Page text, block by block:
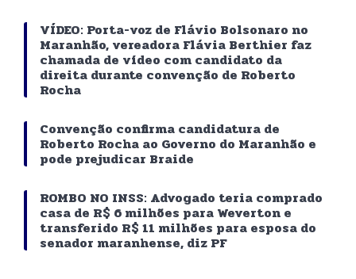
VÍDEO: Porta-voz de Flávio Bolsonaro no
Maranhão, vereadora Flávia Berthier faz
chamada de vídeo com candidato da
direita durante convenção de Roberto
Rocha
Convenção confirma candidatura de
Roberto Rocha ao Governo do Maranhão e
pode prejudicar Braide
ROMBO NO INSS: Advogado teria comprado
casa de R$ 6 milhões para Weverton e
transferido R$ 11 milhões para esposa do
senador maranhense, diz PF